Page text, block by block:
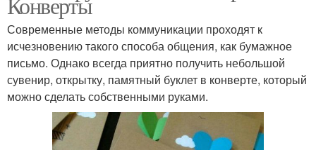
Современные методы коммуникации проходят к
исчезновению такого способа общения, как бумажное
письмо. Однако всегда приятно получить небольшой
сувенир, открытку, памятный буклет в конверте, который
можно сделать собственными руками.